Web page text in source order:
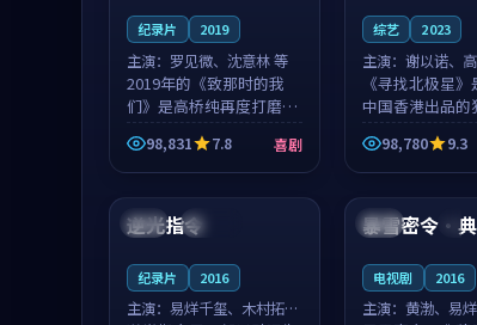
纪录片 2019
主演： 罗见微、沈意林 等
2019年的《致那时的我
们》是高桥纯再度打磨的
喜剧佳作。中国大陆的取
景与都市寓言的氛围相互
成就，罗见微与沈意林的
影片在悬念...
98,831 7.8 喜剧
综艺 2023
主演： 谢以诺、
《寻找北极星
中国香港出品的
作，主创团队希
冒险的故事让观
想一想。谢以诺
柯的叙事节...
98,780 9.3
韩国 连载中
99:35
逆光指令
纪录片 2016
主演： 易烊千玺、木村拓哉
中国 4K
暴雪密令·
电视剧 2016
主演： 黄渤、易